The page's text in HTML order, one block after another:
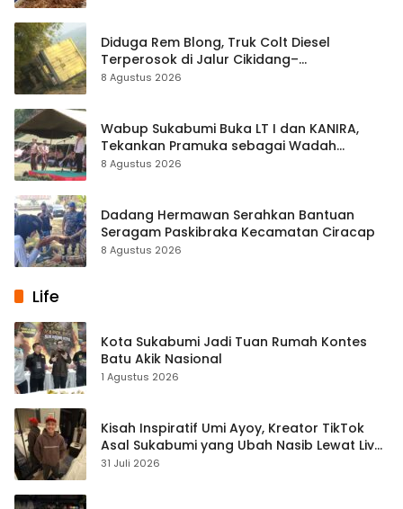
Diduga Rem Blong, Truk Colt Diesel
Terperosok di Jalur Cikidang–
Palabuhanratu
8 Agustus 2026
Wabup Sukabumi Buka LT I dan KANIRA,
Tekankan Pramuka sebagai Wadah
Pembentukan Karakter
8 Agustus 2026
Dadang Hermawan Serahkan Bantuan
Seragam Paskibraka Kecamatan Ciracap
8 Agustus 2026
Life
Kota Sukabumi Jadi Tuan Rumah Kontes
Batu Akik Nasional
1 Agustus 2026
Kisah Inspiratif Umi Ayoy, Kreator TikTok
Asal Sukabumi yang Ubah Nasib Lewat Live
Streaming
31 Juli 2026